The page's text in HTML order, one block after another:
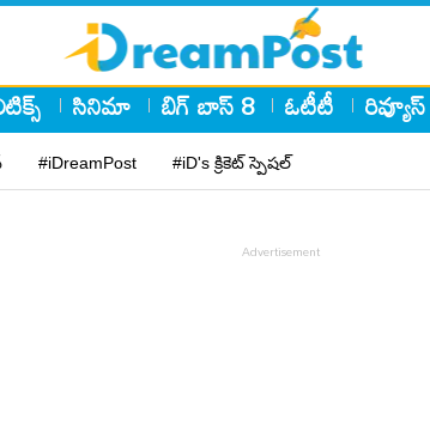
సినిమా బిగ్ బాస్ 8 ఓటీటీ రివ్యూస్
#iDreamPost #iD's క్రికెట్ స్పెషల్